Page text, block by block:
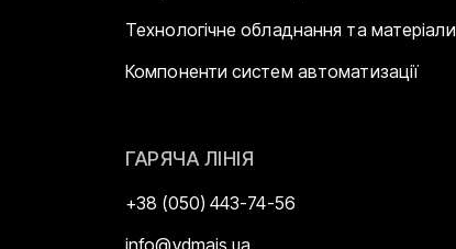
Технологічне обладнання та матеріали
Компоненти систем автоматизації
ГАРЯЧА ЛІНІЯ
+38 (050) 443-74-56
info@vdmais.ua